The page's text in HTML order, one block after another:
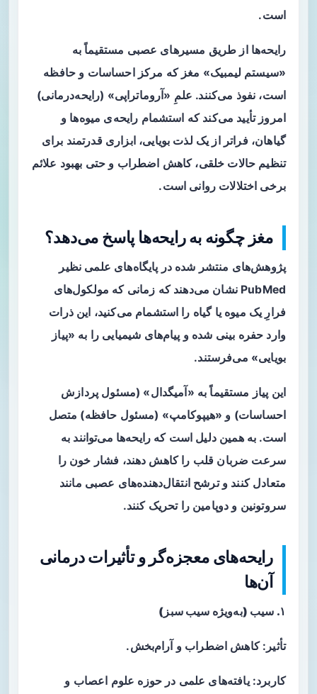
است.
رایحه‌ها از طریق مسیرهای عصبی مستقیماً به
«سیستم لیمبیک» مغز که مرکز احساسات و حافظه
است، نفوذ می‌کنند. علمِ «آروماتراپی» (رایحه‌درمانی)
امروز تأیید می‌کند که استشمام رایحه‌ی میوه‌ها و
گیاهان، فراتر از یک لذت بویایی، ابزاری قدرتمند برای
تنظیم حالات خلقی، کاهش اضطراب و حتی بهبود علائم
برخی اختلالات روانی است.
مغز چگونه به رایحه‌ها پاسخ می‌دهد؟
پژوهش‌های منتشر شده در پایگاه‌های علمی نظیر
PubMed نشان می‌دهند که زمانی که مولکول‌های
فرارِ یک میوه یا گیاه را استشمام می‌کنید، این ذرات
وارد حفره بینی شده و پیام‌های شیمیایی را به «پیاز
بویایی» می‌فرستند.
این پیاز مستقیماً به «آمیگدال» (مسئول پردازش
احساسات) و «هیپوکامپ» (مسئول حافظه) متصل
است. به همین دلیل است که رایحه‌ها می‌توانند به
سرعت ضربان قلب را کاهش دهند، فشار خون را
متعادل کنند و ترشح انتقال‌دهنده‌های عصبی مانند
سروتونین و دوپامین را تحریک کنند.
رایحه‌های معجزه‌گر و تأثیرات درمانی
آن‌ها
۱. سیب (به‌ویژه سیب سبز)
تأثیر: کاهش اضطراب و آرام‌بخش.
کاربرد: یافته‌های علمی در حوزه علوم اعصاب و